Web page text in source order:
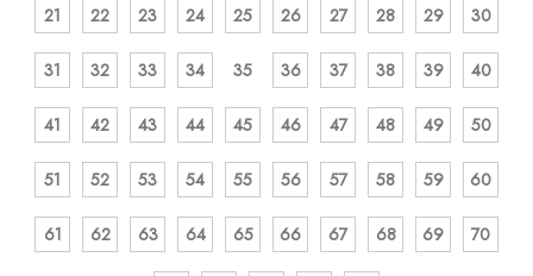
21 22 23 24 25 26 27 28 29 30
31 32 33 34 35 36 37 38 39 40
41 42 43 44 45 46 47 48 49 50
51 52 53 54 55 56 57 58 59 60
61 62 63 64 65 66 67 68 69 70